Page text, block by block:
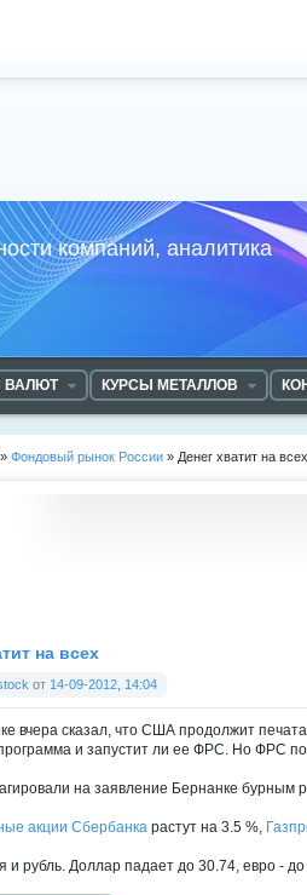
компаний, аналитика
ВАЛЮТ КУРСЫ МЕТАЛЛОВ
» Фондовый рынок России » Денег хватит на всех
на всех
от 14-09-2012, 14:04
вчера сказал, что США продолжит
и запустит ли ее ФРС. Но ФРС
на заявление Бернанке бурным
акции Сбербанка растут на 3.5 %,
и рубль. Доллар падает до 30.74, евро -